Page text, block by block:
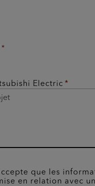
Electric
que les
en relation avec